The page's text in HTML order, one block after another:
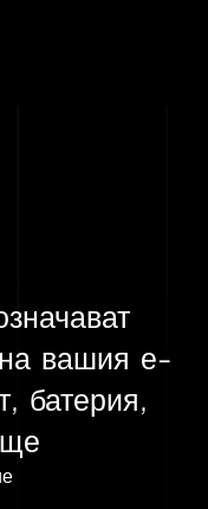
вашия е-
батерия,